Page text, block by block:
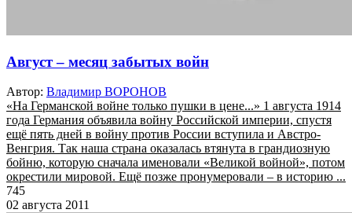
Август – месяц забытых войн
Автор: Владимир ВОРОНОВ
«На Германской войне только пушки в цене...» 1 августа 1914
года Германия объявила войну Российской империи, спустя
ещё пять дней в войну против России вступила и Австро-
Венгрия. Так наша страна оказалась втянута в грандиозную
бойню, которую сначала именовали «Великой войной», потом
окрестили мировой. Ещё позже пронумеровали – в историю ...
745
02 августа 2011